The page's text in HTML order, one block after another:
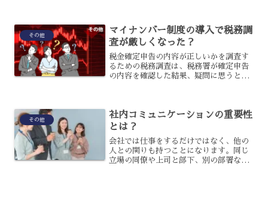
のようなリスクがあるので...
その他
マイナンバー制度の導入で税務調
査が厳しくなった？
税金確定申告の内容が正しいかを調査す
るための税務調査は、税務署が確定申告
の内容を確認した結果、疑問に思うとこ
その他
社内コミュニケーションの重要性
とは？
会社では仕事をするだけではなく、他の
人との関りも持つことになります。同じ
立場の同僚や上司と部下、別の部署な